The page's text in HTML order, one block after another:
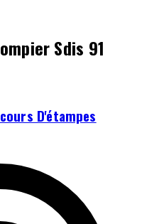
Sdis 91
D'étampes